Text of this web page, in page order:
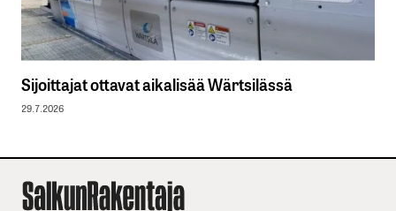
Sijoittajat ottavat aikalisää Wärtsilässä
29.7.2026